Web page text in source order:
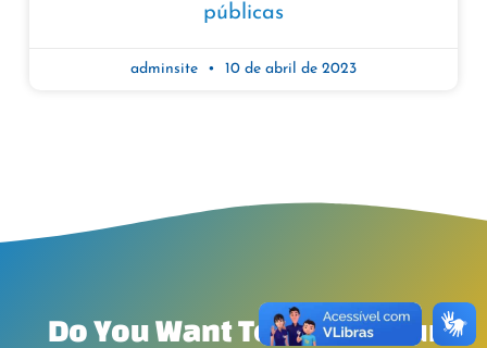
públicas
adminsite 10 de abril de 2023
Do You Want To Boost Your